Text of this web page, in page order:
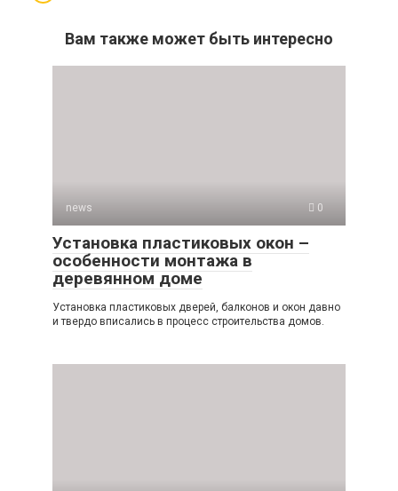
Вам также может быть интересно
news 0
Установка пластиковых окон –
особенности монтажа в
деревянном доме
Установка пластиковых дверей, балконов и окон давно
и твердо вписались в процесс строительства домов.